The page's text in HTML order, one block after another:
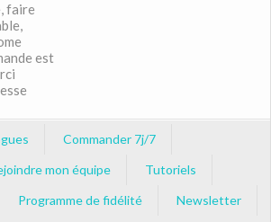
faire
est
Commander 7j/7
mon équipe
Tutoriels
Programme de fidélité
Newsletter